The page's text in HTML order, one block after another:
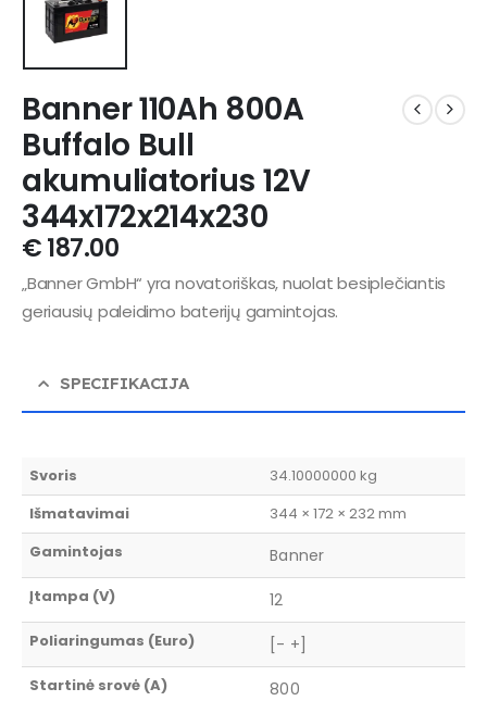
Banner 110Ah 800A
Buffalo Bull
akumuliatorius 12V
344x172x214x230
€187.00
„Banner GmbH“ yra novatoriškas, nuolat besiplečiantis
geriausių paleidimo baterijų gamintojas.
SPECIFIKACIJA
Svoris
34.10000000 kg
Išmatavimai
344 × 172 × 232 mm
Gamintojas
Banner
Įtampa (V) 12
Poliaringumas (Euro) [- +]
Startinė srovė (A) 800